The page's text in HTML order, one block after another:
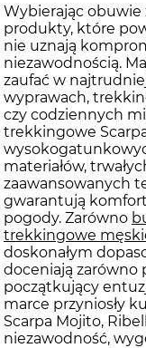
Wybierając obuwie
produkty, które
nie uznają
niezawodnością.
zaufać w
wyprawach,
czy codziennych
trekkingowe
materiałów,
zaawansowanych
gwarantują
pogody. Zarówno
trekkingowe
doskonałym
doceniają zarówno
początkujący
marce przyniosły
Scarpa Mojito,
niezawodność,